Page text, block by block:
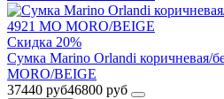
Скидка 20%
Сумка Marino Orlandi коричневая/
MORO/BEIGE
37440 руб46800 руб